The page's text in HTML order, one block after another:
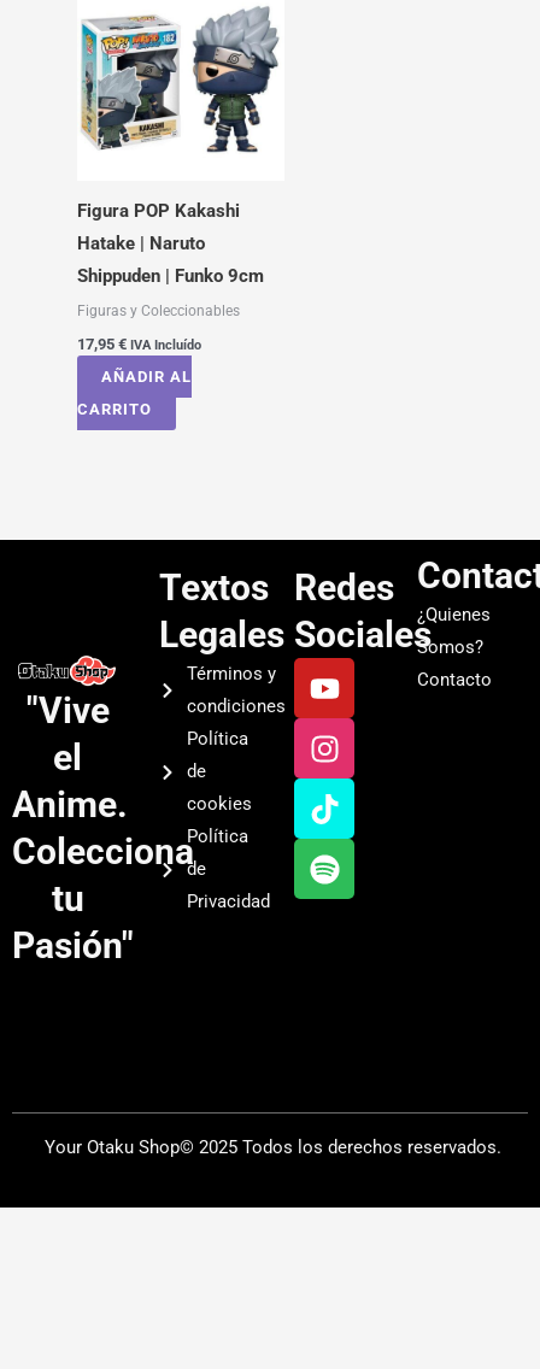
Figura POP Kakashi
Hatake | Naruto
Shippuden | Funko 9cm
Figuras y Coleccionables
17,95 € IVA Incluído
AÑADIR AL
CARRITO
"Vive
el
Anime.
Colecciona
tu
Pasión"
Textos
Legales
Términos y
condiciones
Política
de
cookies
Política
de
Privacidad
Redes
Sociales
Y
o
u
t
u
b
e
I
n
s
t
a
g
r
a
T
i
k
t
o
k
S
p
o
t
i
f
y
¿Quienes
Somos?
Contacto
Your Otaku Shop© 2025 Todos los derechos reservados.